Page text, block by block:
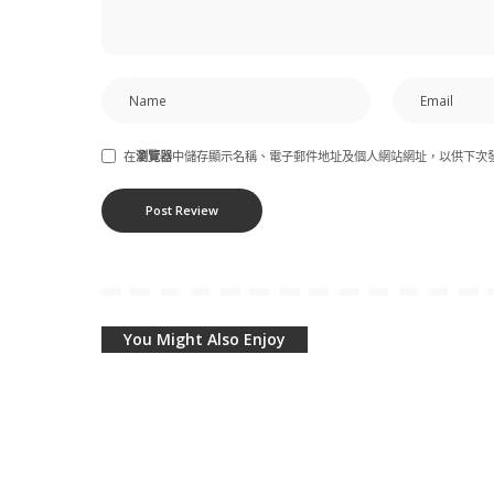
在瀏覽器中儲存顯示名稱、電子郵件地址及個人網站網址，以供下次
You Might Also Enjoy